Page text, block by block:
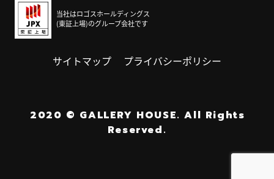
当社はロゴスホールディングス
(東証上場)のグループ会社です
サイトマップ プライバシーポリシー
2020 © GALLERY HOUSE. All Rights
Reserved.